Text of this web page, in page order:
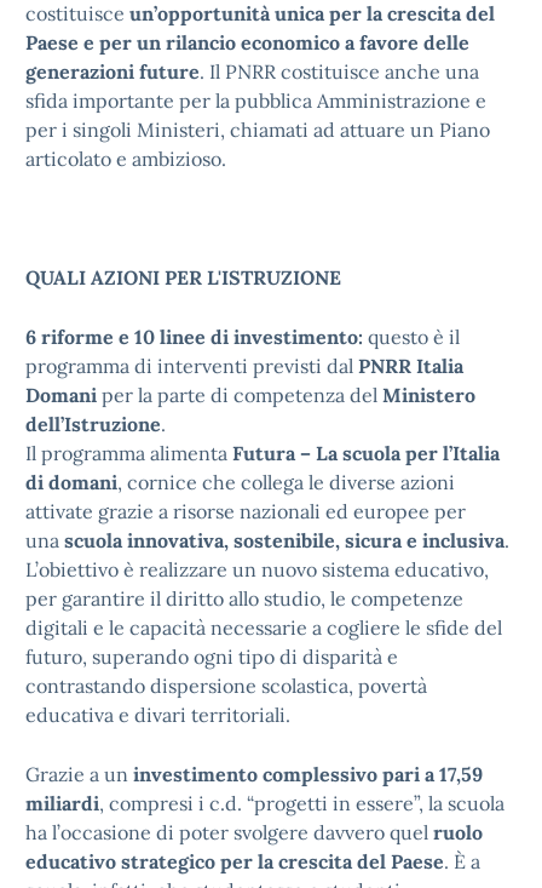
costituisce un’opportunità unica per la crescita del
Paese e per un rilancio economico a favore delle
generazioni future. Il PNRR costituisce anche una
sfida importante per la pubblica Amministrazione e
per i singoli Ministeri, chiamati ad attuare un Piano
articolato e ambizioso.
QUALI AZIONI PER L'ISTRUZIONE
6 riforme e 10 linee di investimento: questo è il
programma di interventi previsti dal PNRR Italia
Domani per la parte di competenza del Ministero
dell’Istruzione.
Il programma alimenta Futura – La scuola per l’Italia
di domani, cornice che collega le diverse azioni
attivate grazie a risorse nazionali ed europee per
una scuola innovativa, sostenibile, sicura e inclusiva.
L’obiettivo è realizzare un nuovo sistema educativo,
per garantire il diritto allo studio, le competenze
digitali e le capacità necessarie a cogliere le sfide del
futuro, superando ogni tipo di disparità e
contrastando dispersione scolastica, povertà
educativa e divari territoriali.
Grazie a un investimento complessivo pari a 17,59
miliardi, compresi i c.d. “progetti in essere”, la scuola
ha l’occasione di poter svolgere davvero quel ruolo
educativo strategico per la crescita del Paese. È a